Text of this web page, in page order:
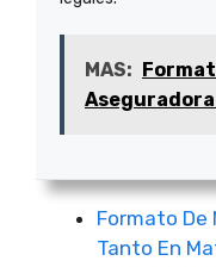
MAS:
Aseguradora
Formato De
Tanto En